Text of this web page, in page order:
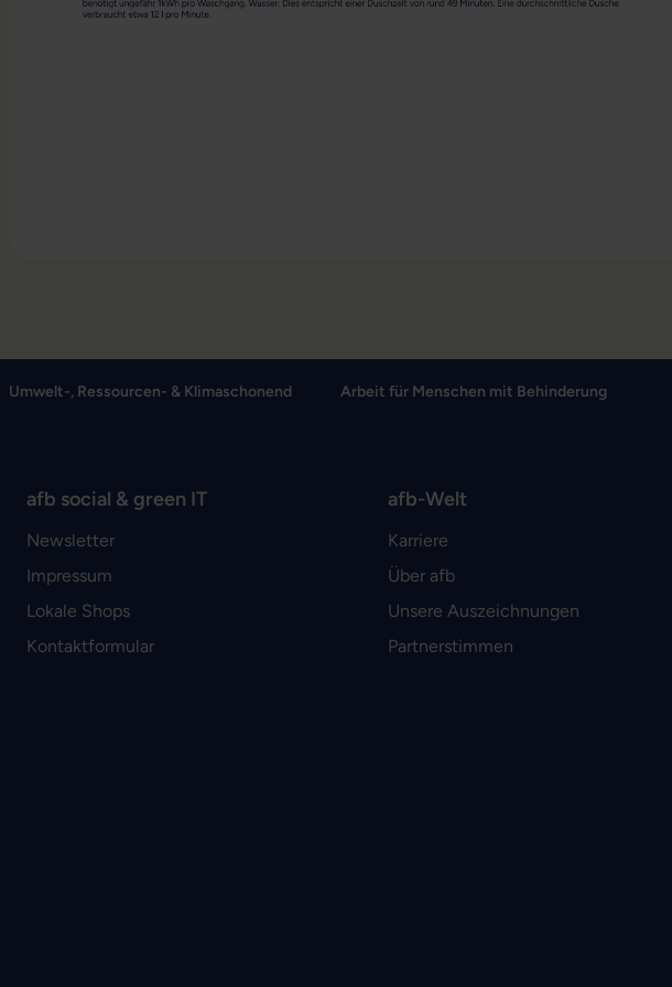
Umwelt-, Ressourcen- & Klimaschonend Arbeit für Menschen mit Behinderung
afb social & green IT
Newsletter
Impressum
Lokale Shops
Kontaktformular
afb-Welt
Karriere
Über afb
Unsere Auszeichnungen
Partnerstimmen